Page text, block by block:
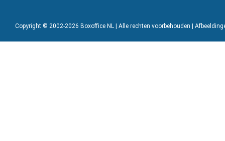
Copyright © 2002-2026 Boxoffice NL | Alle rechten voorbehouden |